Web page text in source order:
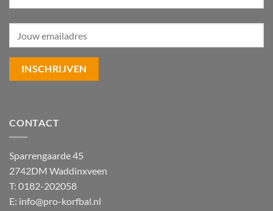
CONTACT
Sparrengaarde 45
2742DM Waddinxveen
T: 0182-202058
E: info@pro-korfbal.nl